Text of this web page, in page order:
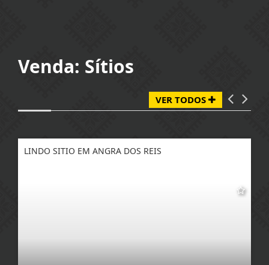
Venda: Sítios
VER TODOS
LINDO SITIO EM ANGRA DOS REIS